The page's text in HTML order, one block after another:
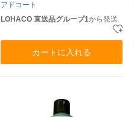
アドコート
LOHACO 直送品グループ1から発送
カートに入れる